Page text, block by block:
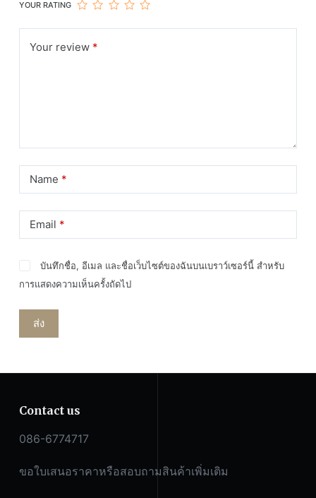
YOUR RATING
Your review*
Name *
Email *
บันทึกชื่อ, อีเมล และชื่อเว็บไซต์ของฉันบนเบราว์เซอร์นี้ สำหรับ
การแสดงความเห็นครั้งถัดไป
ส่ง
Contact us
086-6774717
ขอใบเสนอราคาหรือสอบถามสินค้าเพิ่มเติม